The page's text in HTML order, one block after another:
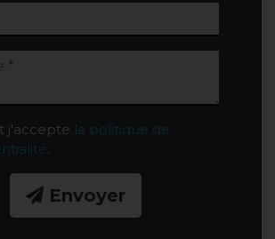
j'accepte la politique de
.
Envoyer